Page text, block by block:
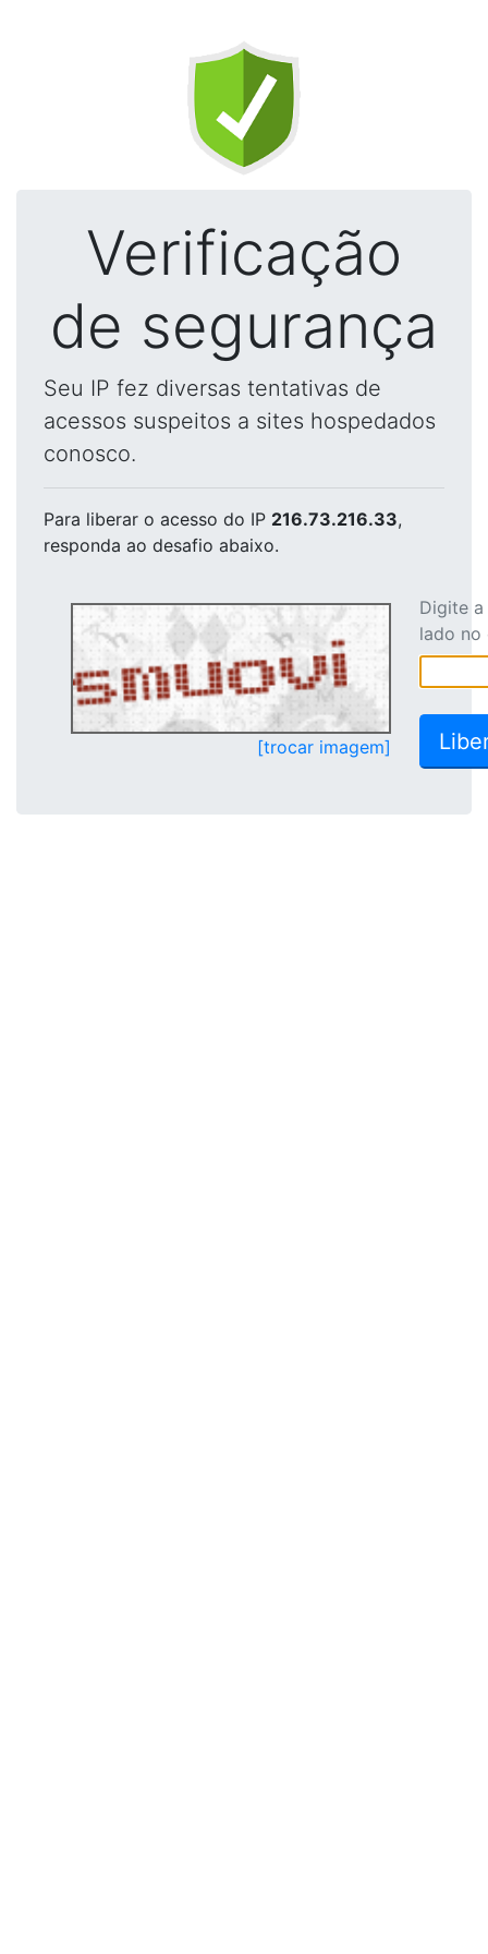
Verificação
de segurança
Seu IP fez diversas tentativas de
acessos suspeitos a sites hospedados
conosco.
Para liberar o acesso do IP 216.73.216.33,
responda ao desafio abaixo.
[trocar imagem]
Digite
lado no